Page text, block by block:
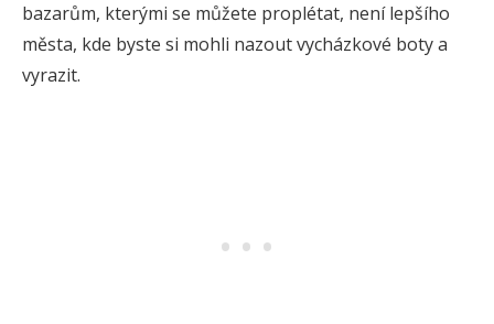
bazarům, kterými se můžete proplétat, není lepšího
města, kde byste si mohli nazout vycházkové boty a
vyrazit.